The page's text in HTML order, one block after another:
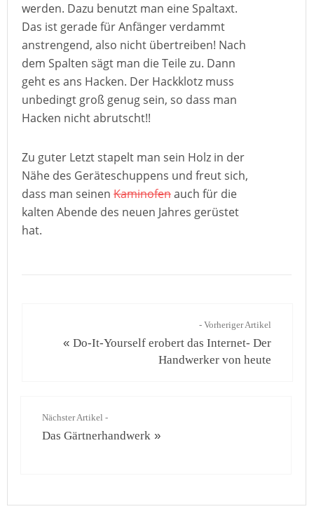
werden. Dazu benutzt man eine Spaltaxt.
Das ist gerade für Anfänger verdammt
anstrengend, also nicht übertreiben! Nach
dem Spalten sägt man die Teile zu. Dann
geht es ans Hacken. Der Hackklotz muss
unbedingt groß genug sein, so dass man
Hacken nicht abrutscht!!
Zu guter Letzt stapelt man sein Holz in der
Nähe des Geräteschuppens und freut sich,
dass man seinen Kaminofenauch für die
kalten Abende des neuen Jahres gerüstet
hat.
- Vorheriger Artikel
«Do-It-Yourself erobert das Internet- Der
Handwerker von heute
Nächster Artikel -
Das Gärtnerhandwerk »